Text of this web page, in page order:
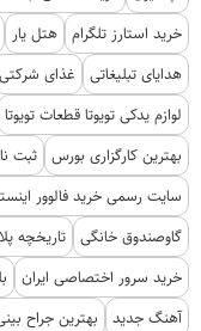
خرید استارز تلگرام هتل یار
هدایای تبلیغاتی
غذای شرکتی
لوازم یدکی تویوتا قطعات تویوتا
بهترین کارگزاری بورس
ثبت
سایت رسمی خرید فالوور
گاوصندوق خانگی تاریخچه
خرید سرور اختصاصی ایران
آهنگ جدید
بهترین جراح